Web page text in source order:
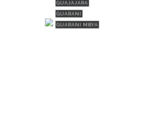
GUAJAJARA
GUARANI
GUARANI MBYA